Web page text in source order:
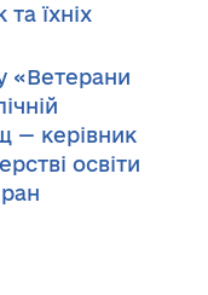
їхніх
«Ветерани
— керівник
освіти